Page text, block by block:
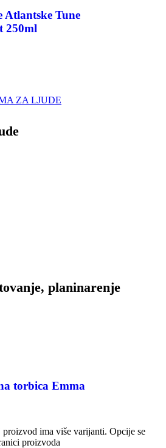
Atlantske Tune
250ml
ZA LJUDE
planinarenje
torbica Emma
proizvod ima više varijanti. Opcije se
proizvoda